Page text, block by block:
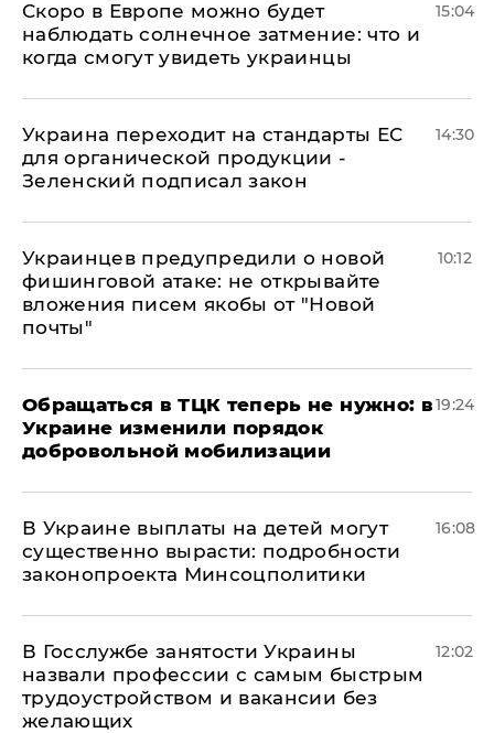
Скоро в Европе можно будет
наблюдать солнечное затмение: что и
когда смогут увидеть украинцы
15:04
Украина переходит на стандарты ЕС
для органической продукции -
Зеленский подписал закон
14:30
Украинцев предупредили о новой
фишинговой атаке: не открывайте
вложения писем якобы от "Новой
почты"
10:12
Обращаться в ТЦК теперь не нужно: в
Украине изменили порядок
добровольной мобилизации
19:24
В Украине выплаты на детей могут
существенно вырасти: подробности
законопроекта Минсоцполитики
16:08
В Госслужбе занятости Украины
назвали профессии с самым быстрым
трудоустройством и вакансии без
желающих
12:02